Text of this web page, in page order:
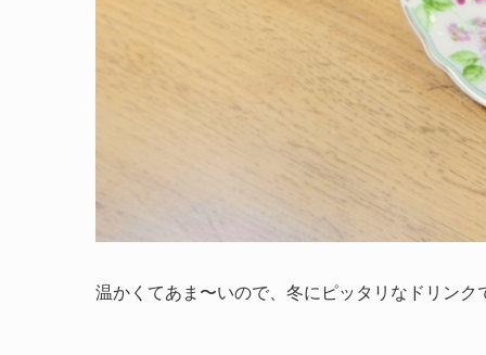
温かくてあま〜いので、冬にピッタリなドリンク